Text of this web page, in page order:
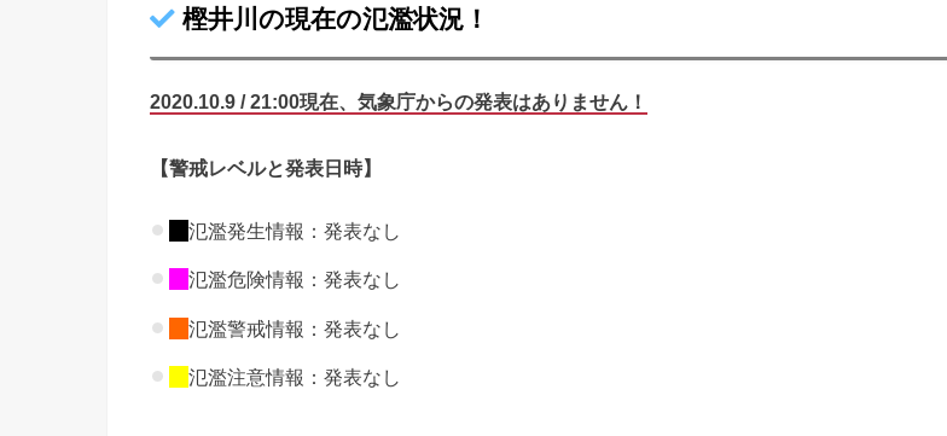
樫井川の現在の氾濫状況！
2020.10.9 / 21:00現在、気象庁からの発表はありません！
【警戒レベルと発表日時】
氾濫発生情報：発表なし
氾濫危険情報：発表なし
氾濫警戒情報：発表なし
氾濫注意情報：発表なし